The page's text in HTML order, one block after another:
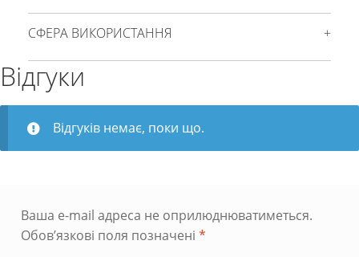
СФЕРА ВИКОРИСТАННЯ
Відгуки
Відгуків немає, поки що.
Ваша e-mail адреса не оприлюднюватиметься.
Обов’язкові поля позначені *